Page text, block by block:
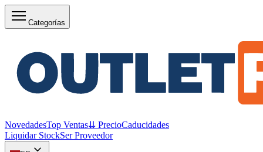
Categorías
NovedadesTop Ventas⇊ PrecioCaducidades
Liquidar StockSer Proveedor